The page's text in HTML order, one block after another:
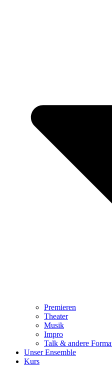
Premieren
Theater
Musik
Impro
Talk & andere
Unser Ensemble
Kurs